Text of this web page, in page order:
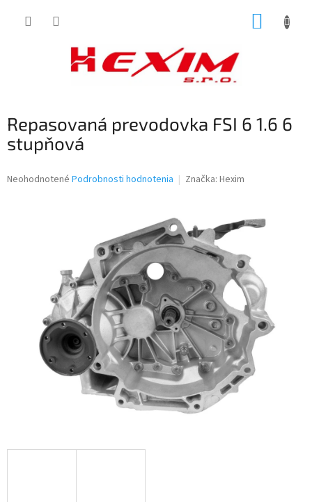
Repasovaná prevodovka FSI 6 1.6 6
stupňová
Priemerné
Neohodnotené Podrobnosti hodnotenia Značka: Hexim